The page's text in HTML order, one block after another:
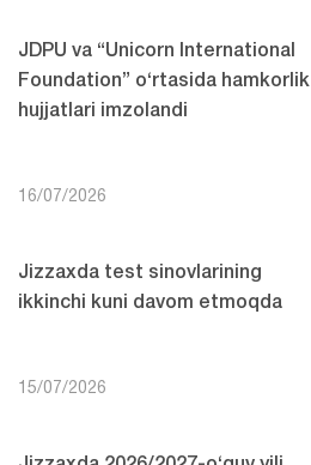
JDPU va “Unicorn International
Foundation” o‘rtasida hamkorlik
hujjatlari imzolandi
16/07/2026
Jizzaxda test sinovlarining
ikkinchi kuni davom etmoqda
15/07/2026